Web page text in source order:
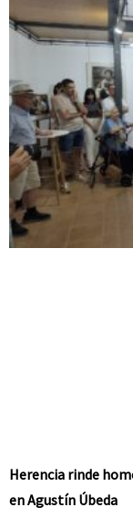
Herencia rinde
en Agustín Úbeda